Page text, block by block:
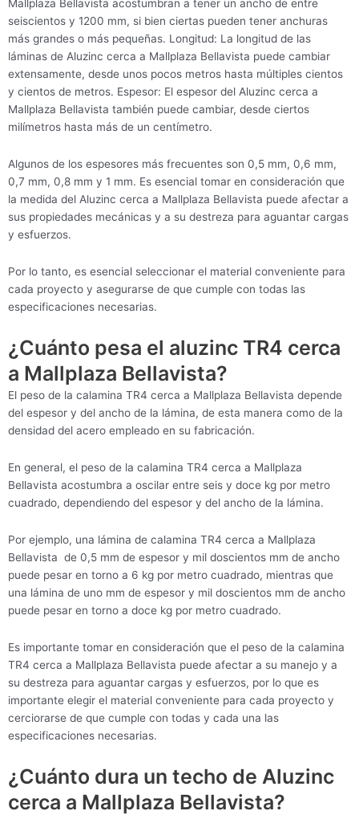
Mallplaza Bellavista acostumbran a tener un ancho de entre
seiscientos y 1200 mm, si bien ciertas pueden tener anchuras
más grandes o más pequeñas. Longitud: La longitud de las
láminas de Aluzinc cerca a Mallplaza Bellavista puede cambiar
extensamente, desde unos pocos metros hasta múltiples cientos
y cientos de metros. Espesor: El espesor del Aluzinc cerca a
Mallplaza Bellavista también puede cambiar, desde ciertos
milímetros hasta más de un centímetro.
Algunos de los espesores más frecuentes son 0,5 mm, 0,6 mm,
0,7 mm, 0,8 mm y 1 mm. Es esencial tomar en consideración que
la medida del Aluzinc cerca a Mallplaza Bellavista puede afectar a
sus propiedades mecánicas y a su destreza para aguantar cargas
y esfuerzos.
Por lo tanto, es esencial seleccionar el material conveniente para
cada proyecto y asegurarse de que cumple con todas las
especificaciones necesarias.
¿Cuánto pesa el aluzinc TR4 cerca
a Mallplaza Bellavista?
El peso de la calamina TR4 cerca a Mallplaza Bellavista depende
del espesor y del ancho de la lámina, de esta manera como de la
densidad del acero empleado en su fabricación.
En general, el peso de la calamina TR4 cerca a Mallplaza
Bellavista acostumbra a oscilar entre seis y doce kg por metro
cuadrado, dependiendo del espesor y del ancho de la lámina.
Por ejemplo, una lámina de calamina TR4 cerca a Mallplaza
Bellavista de 0,5 mm de espesor y mil doscientos mm de ancho
puede pesar en torno a 6 kg por metro cuadrado, mientras que
una lámina de uno mm de espesor y mil doscientos mm de ancho
puede pesar en torno a doce kg por metro cuadrado.
Es importante tomar en consideración que el peso de la calamina
TR4 cerca a Mallplaza Bellavista puede afectar a su manejo y a
su destreza para aguantar cargas y esfuerzos, por lo que es
importante elegir el material conveniente para cada proyecto y
cerciorarse de que cumple con todas y cada una las
especificaciones necesarias.
¿Cuánto dura un techo de Aluzinc
cerca a Mallplaza Bellavista?